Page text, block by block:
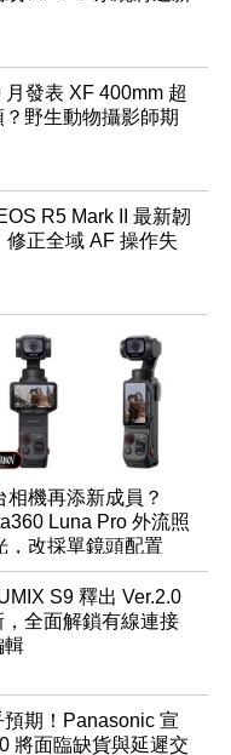
發表 XF 400mm 超
野生動物攝影師期
R5 Mark II 最新韌
修正全域 AF 操作失
相機再添新成員？
Luna Pro 外流照
，改採單鏡頭配置
S9 釋出 Ver.2.0
全面解鎖有線連接
輯
期！Panasonic 宣
將面臨缺貨與延遲交